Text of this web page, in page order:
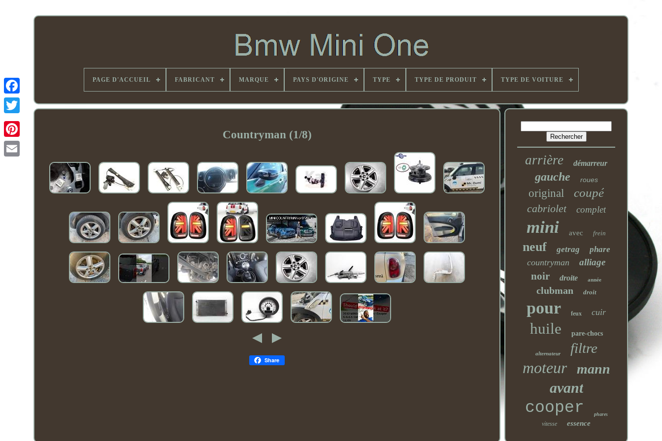
PAGE D'ACCUEIL FABRICANT MARQUE PAYS D'ORIGINE TYPE TYPE DE PRODUIT TYPE DE VOITURE
Countryman (1/8)
Share
arrière démarreur
gauche roues
original coupé
cabriolet complet
mini avec frein
neuf getrag phare
countryman alliage
noir droite année
clubman droit
pour feux cuir
huile pare-chocs
alternateur filtre
moteur mann
avant
cooper phares
vitesse essence